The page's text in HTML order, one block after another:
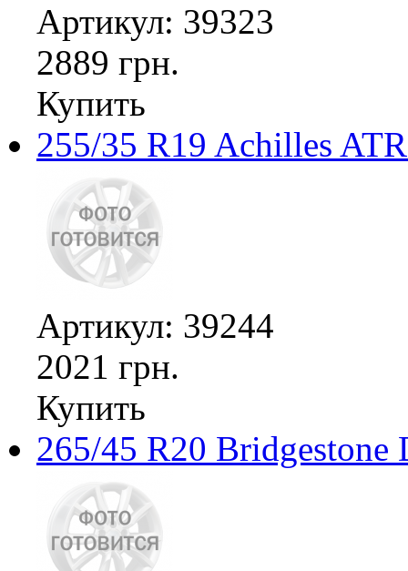
Артикул: 39323
2889 грн.
Купить
255/35 R19 Achilles
Артикул: 39244
2021 грн.
Купить
265/45 R20 Bridgestone